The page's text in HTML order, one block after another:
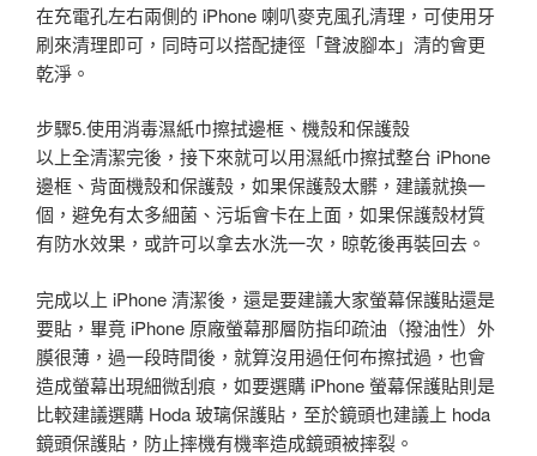
在充電孔左右兩側的 iPhone 喇叭麥克風孔清理，可使用牙
刷來清理即可，同時可以搭配捷徑「聲波腳本」清的會更
乾淨。
步驟5.使用消毒濕紙巾擦拭邊框、機殼和保護殼
以上全清潔完後，接下來就可以用濕紙巾擦拭整台 iPhone
邊框、背面機殼和保護殼，如果保護殼太髒，建議就換一
個，避免有太多細菌、污垢會卡在上面，如果保護殼材質
有防水效果，或許可以拿去水洗一次，晾乾後再裝回去。
完成以上 iPhone 清潔後，還是要建議大家螢幕保護貼還是
要貼，畢竟 iPhone 原廠螢幕那層防指印疏油（撥油性）外
膜很薄，過一段時間後，就算沒用過任何布擦拭過，也會
造成螢幕出現細微刮痕，如要選購 iPhone 螢幕保護貼則是
比較建議選購 Hoda 玻璃保護貼，至於鏡頭也建議上 hoda
鏡頭保護貼，防止摔機有機率造成鏡頭被摔裂。